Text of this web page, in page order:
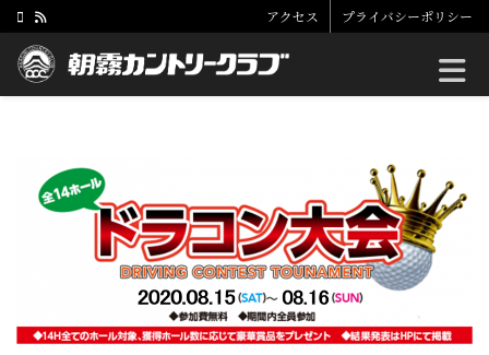
アクセス プライバシーポリシー